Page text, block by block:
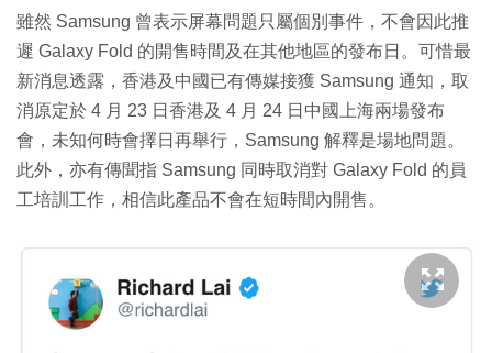
雖然 Samsung 曾表示屏幕問題只屬個別事件，不會因此推
遲 Galaxy Fold 的開售時間及在其他地區的發布日。可惜最
新消息透露，香港及中國已有傳媒接獲 Samsung 通知，取
消原定於 4 月 23 日香港及 4 月 24 日中國上海兩場發布
會，未知何時會擇日再舉行，Samsung 解釋是場地問題。
此外，亦有傳聞指 Samsung 同時取消對 Galaxy Fold 的員
工培訓工作，相信此產品不會在短時間內開售。